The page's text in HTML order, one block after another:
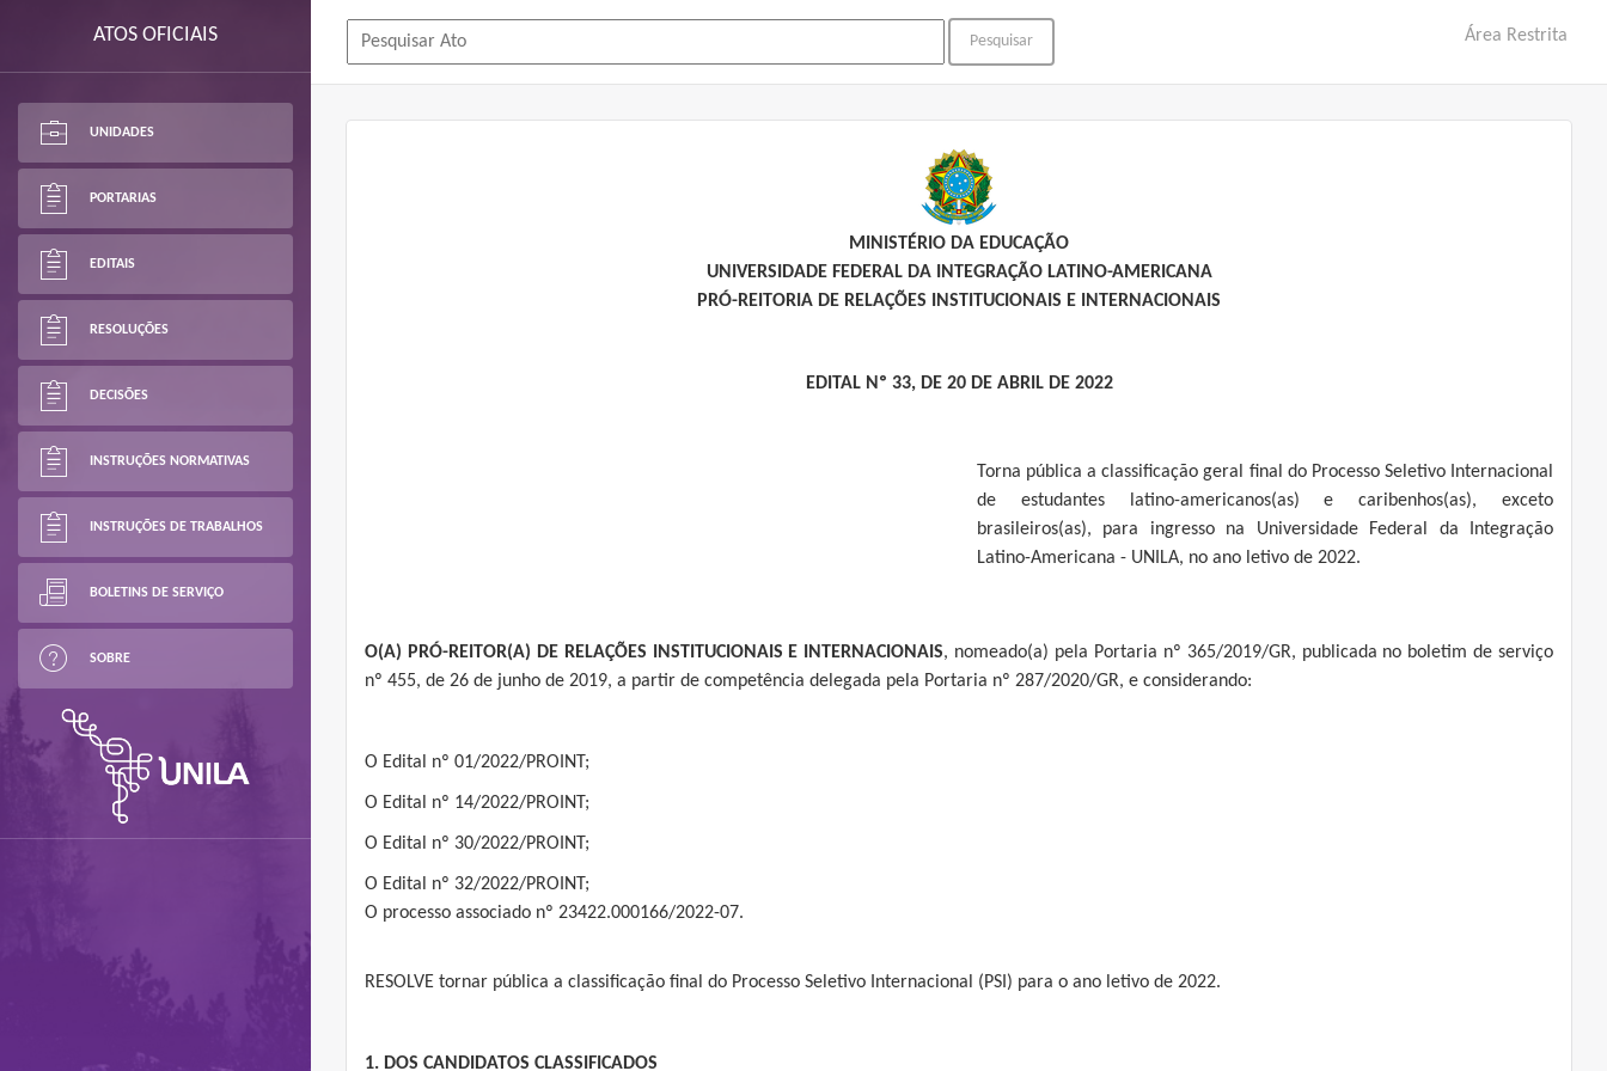
ATOS OFICIAIS
UNIDADES
PORTARIAS
EDITAIS
RESOLUÇÕES
DECISÕES
INSTRUÇÕES NORMATIVAS
INSTRUÇÕES DE TRABALHOS
BOLETINS DE SERVIÇO
SOBRE
Área Restrita
MINISTÉRIO DA EDUCAÇÃO
UNIVERSIDADE FEDERAL DA INTEGRAÇÃO LATINO-AMERICANA
PRÓ-REITORIA DE RELAÇÕES INSTITUCIONAIS E INTERNACIONAIS
EDITAL Nº 33, DE 20 DE ABRIL DE 2022
Torna pública a classificação geral final do Processo Seletivo Internacional
de estudantes latino-americanos(as) e caribenhos(as), exceto
brasileiros(as), para ingresso na Universidade Federal da Integração
Latino-Americana - UNILA, no ano letivo de 2022.
O(A) PRÓ-REITOR(A) DE RELAÇÕES INSTITUCIONAIS E INTERNACIONAIS, nomeado(a) pela Portaria nº 365/2019/GR, publicada no boletim de serviço
nº 455, de 26 de junho de 2019, a partir de competência delegada pela Portaria nº 287/2020/GR, e considerando:
O Edital nº 01/2022/PROINT;
O Edital nº 14/2022/PROINT;
O Edital nº 30/2022/PROINT;
O Edital nº 32/2022/PROINT;
O processo associado nº 23422.000166/2022-07.
RESOLVE tornar pública a classificação final do Processo Seletivo Internacional (PSI) para o ano letivo de 2022.
1. DOS CANDIDATOS CLASSIFICADOS